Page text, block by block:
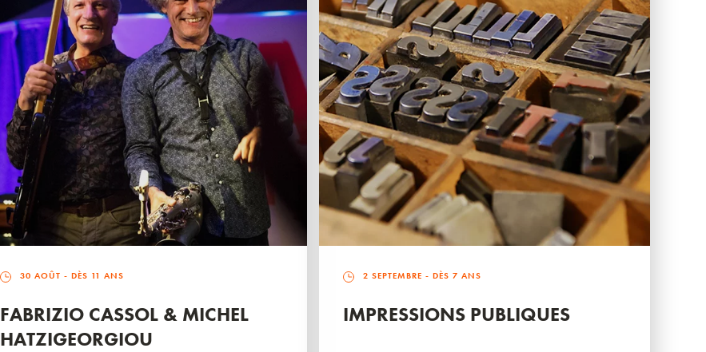
30 AOÛT - DÈS 11 ANS
FABRIZIO CASSOL & MICHEL
HATZIGEORGIOU
2 SEPTEMBRE - DÈS 7 ANS
IMPRESSIONS PUBLIQUES